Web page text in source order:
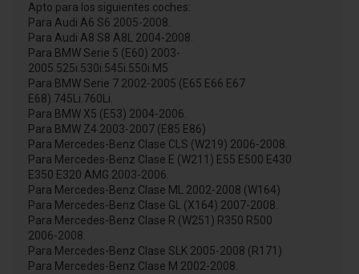
Apto para los siguientes coches:
Para Audi A6 S6 2005-2008.
Para Audi A8 S8 A8L 2004-2008.
Para BMW Serie 5 (E60) 2003-
2005.525i.530i.545i.550i.M5
Para BMW Serie 7 2002-2005 (E65 E66 E67
E68).745Li.760Li.
Para BMW X5 (E53) 2004-2006.
Para BMW Z4 2003-2007 (E85 E86)
Para Mercedes-Benz Clase CLS (W219) 2006-2008.
Para Mercedes-Benz Clase E (W211) E55 E500 E430
E350 E320 AMG 2003-2006.
Para Mercedes-Benz Clase ML 2002-2008 (W164)
Para Mercedes-Benz Clase GL (X164) 2007-2008.
Para Mercedes-Benz Clase R (W251) R350 R500
2006-2008.
Para Mercedes-Benz Clase SLK 2005-2008 (R171)
Para Mercedes-Benz Clase M 2002-2008.